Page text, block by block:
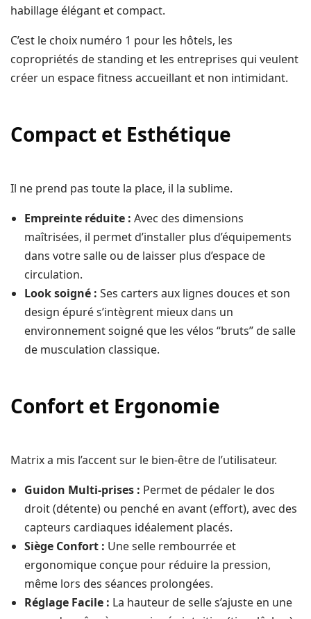
habillage élégant et compact.
C’est le choix numéro 1 pour les hôtels, les
copropriétés de standing et les entreprises qui veulent
créer un espace fitness accueillant et non intimidant.
Compact et Esthétique
Il ne prend pas toute la place, il la sublime.
Empreinte réduite : Avec des dimensions
maîtrisées, il permet d’installer plus d’équipements
dans votre salle ou de laisser plus d’espace de
circulation.
Look soigné : Ses carters aux lignes douces et son
design épuré s’intègrent mieux dans un
environnement soigné que les vélos “bruts” de salle
de musculation classique.
Confort et Ergonomie
Matrix a mis l’accent sur le bien-être de l’utilisateur.
Guidon Multi-prises : Permet de pédaler le dos
droit (détente) ou penché en avant (effort), avec des
capteurs cardiaques idéalement placés.
Siège Confort : Une selle rembourrée et
ergonomique conçue pour réduire la pression,
même lors des séances prolongées.
Réglage Facile : La hauteur de selle s’ajuste en une